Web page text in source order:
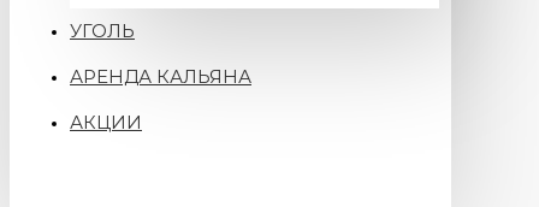
УГОЛЬ
АРЕНДА КАЛЬЯНА
АКЦИИ